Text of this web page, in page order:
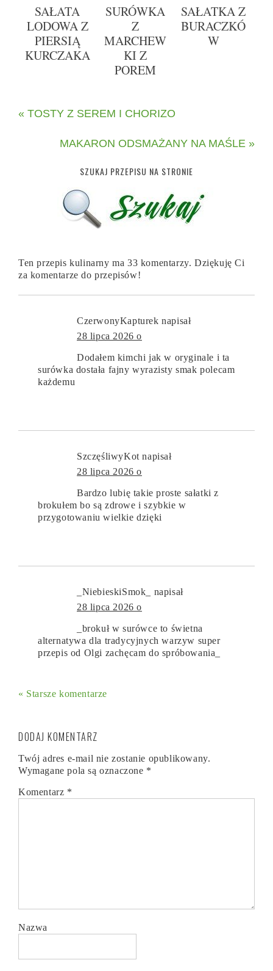
SAŁATA
LODOWA Z
PIERSIĄ
KURCZAKA
SURÓWKA
Z
MARCHEW
KI Z
POREM
SAŁATKA Z
BURACZKÓ
W
« TOSTY Z SEREM I CHORIZO
MAKARON ODSMAŻANY NA MAŚLE »
SZUKAJ PRZEPISU NA STRONIE
Ten przepis kulinarny ma 33 komentarzy. Dziękuję Ci
za komentarze do przepisów!
CzerwonyKapturek napisał
28 lipca 2026 o
Dodałem kimchi jak w oryginale i ta
surówka dostała fajny wyrazisty smak polecam
każdemu
SzczęśliwyKot napisał
28 lipca 2026 o
Bardzo lubię takie proste sałatki z
brokułem bo są zdrowe i szybkie w
przygotowaniu wielkie dzięki
_NiebieskiSmok_
napisał
28 lipca 2026 o
_brokuł w surówce to świetna
alternatywa dla tradycyjnych warzyw super
przepis od Olgi zachęcam do spróbowania_
« Starsze komentarze
DODAJ KOMENTARZ
Twój adres e-mail nie zostanie opublikowany.
Wymagane pola są oznaczone *
Komentarz *
Nazwa